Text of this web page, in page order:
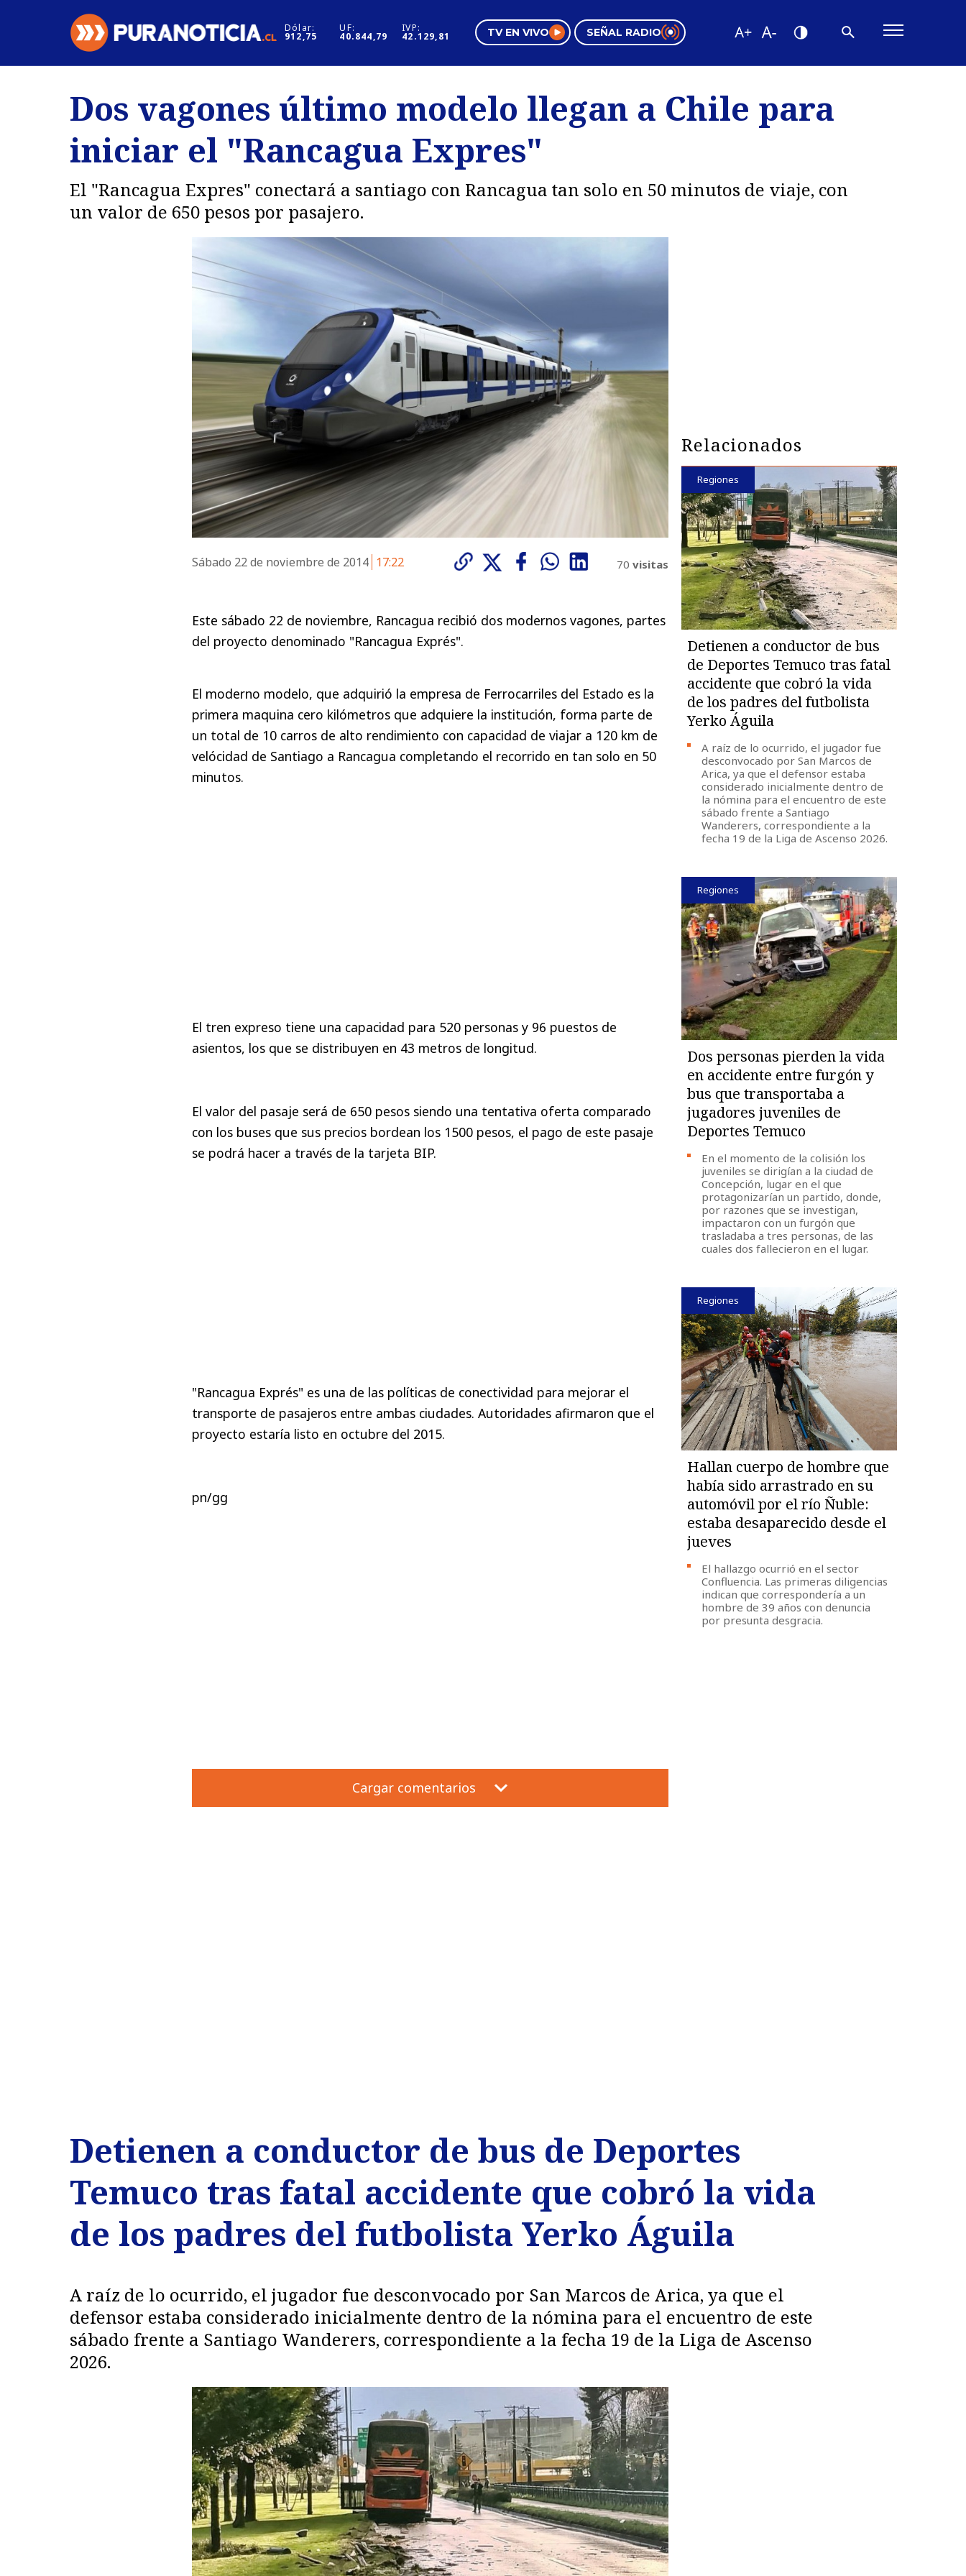
Dólar:
912,75
UF:
40.844,79
IVP:
42.129,81 TV EN VIVO SEÑAL RADIO
Regiones
Deportes
Internacional
Motores
Negocios
Pura Mujer
Tendencias
Dos vagones último modelo llegan a Chile para
iniciar el "Rancagua Expres"
El "Rancagua Expres" conectará a santiago con Rancagua tan solo en 50 minutos de viaje, con
un valor de 650 pesos por pasajero.
Sábado 22 de noviembre de 2014 17:22 70 visitas
Este sábado 22 de noviembre, Rancagua recibió dos modernos vagones, partes
del proyecto denominado "Rancagua Exprés".
El moderno modelo, que adquirió la empresa de Ferrocarriles del Estado es la
primera maquina cero kilómetros que adquiere la institución, forma parte de
un total de 10 carros de alto rendimiento con capacidad de viajar a 120 km de
velócidad de Santiago a Rancagua completando el recorrido en tan solo en 50
minutos.
El tren expreso tiene una capacidad para 520 personas y 96 puestos de
asientos, los que se distribuyen en 43 metros de longitud.
El valor del pasaje será de 650 pesos siendo una tentativa oferta comparado
con los buses que sus precios bordean los 1500 pesos, el pago de este pasaje
se podrá hacer a través de la tarjeta BIP.
"Rancagua Exprés" es una de las políticas de conectividad para mejorar el
transporte de pasajeros entre ambas ciudades. Autoridades afirmaron que el
proyecto estaría listo en octubre del 2015.
pn/gg
Cargar comentarios
Relacionados
Regiones
Detienen a conductor de bus
de Deportes Temuco tras fatal
accidente que cobró la vida
de los padres del futbolista
Yerko Águila
A raíz de lo ocurrido, el jugador fue
desconvocado por San Marcos de
Arica, ya que el defensor estaba
considerado inicialmente dentro de
la nómina para el encuentro de este
sábado frente a Santiago
Wanderers, correspondiente a la
fecha 19 de la Liga de Ascenso 2026.
Regiones
Dos personas pierden la vida
en accidente entre furgón y
bus que transportaba a
jugadores juveniles de
Deportes Temuco
En el momento de la colisión los
juveniles se dirigían a la ciudad de
Concepción, lugar en el que
protagonizarían un partido, donde,
por razones que se investigan,
impactaron con un furgón que
trasladaba a tres personas, de las
cuales dos fallecieron en el lugar.
Regiones
Hallan cuerpo de hombre que
había sido arrastrado en su
automóvil por el río Ñuble:
estaba desaparecido desde el
jueves
El hallazgo ocurrió en el sector
Confluencia. Las primeras diligencias
indican que correspondería a un
hombre de 39 años con denuncia
por presunta desgracia.
Detienen a conductor de bus de Deportes
Temuco tras fatal accidente que cobró la vida
de los padres del futbolista Yerko Águila
A raíz de lo ocurrido, el jugador fue desconvocado por San Marcos de Arica, ya que el
defensor estaba considerado inicialmente dentro de la nómina para el encuentro de este
sábado frente a Santiago Wanderers, correspondiente a la fecha 19 de la Liga de Ascenso
2026.